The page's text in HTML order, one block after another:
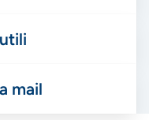
mail